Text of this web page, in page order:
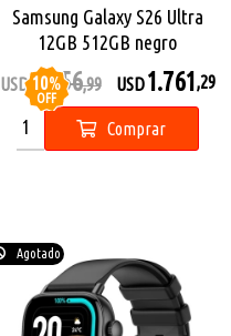
Samsung Galaxy S26 Ultra
12GB 512GB negro
10%
OFF
USD1.956,99 USD1.761 ,29
Comprar
Agotado